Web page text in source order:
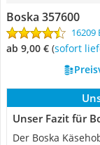
Boska 357600
16209
ab 9,00 € ( Sofort
Unser Fazit für
Der Boska